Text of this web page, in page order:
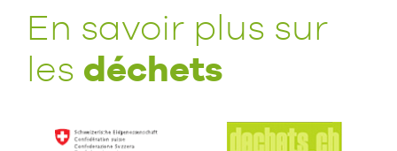
En savoir plus sur
les déchets